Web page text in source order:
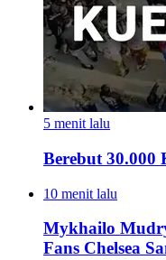
5 menit lalu
Berebut 30.000
10 menit lalu
Mykhailo
Fans Chelsea